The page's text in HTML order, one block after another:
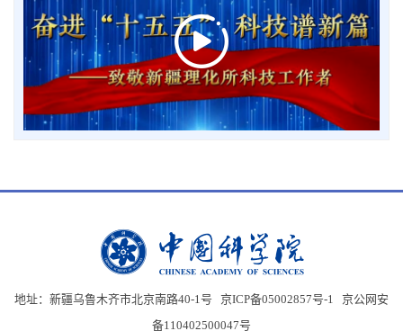
地址：新疆乌鲁木齐市北京南路40-1号 京ICP备05002857号-1 京公网安
备110402500047号